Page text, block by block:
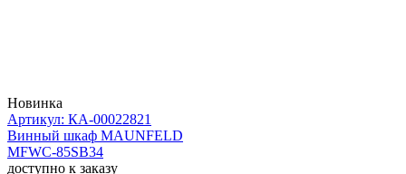
Новинка
Артикул: КА-00022821
Винный шкаф MAUNFELD
MFWC-85SB34
доступно к заказу